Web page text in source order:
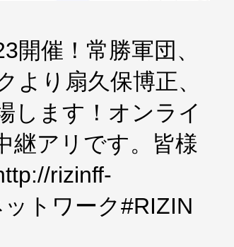
開催！常勝軍団、
り扇久保博正、
します！オンライ
継アリです。皆様
rizinff-
トワーク#RIZIN